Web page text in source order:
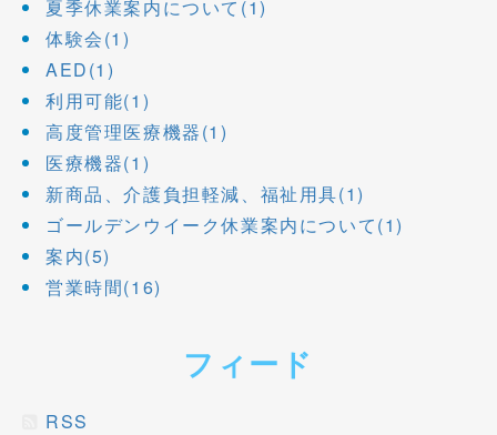
夏季休業案内について(1)
体験会(1)
AED(1)
利用可能(1)
高度管理医療機器(1)
医療機器(1)
新商品、介護負担軽減、福祉用具(1)
ゴールデンウイーク休業案内について(1)
案内(5)
営業時間(16)
フィード
RSS